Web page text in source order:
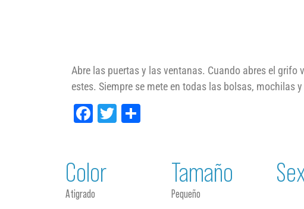
Abre las puertas y las ventanas. Cuando abres el
estes. Siempre se mete en todas las bolsas, mochilas
Facebook
Twitter
Color
Atigrado
Tamaño
Pequeño